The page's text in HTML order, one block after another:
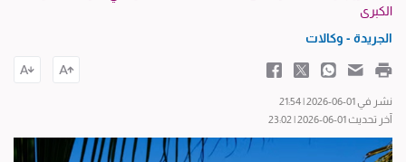
الكبرى
الجريدة - وكالات
نشر في 01-06-2026 | 21:54
آخر تحديث 01-06-2026 | 23:02